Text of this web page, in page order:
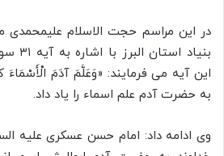
در این مراسم حجت الاسلام
این آیه می فرمایند: «وَعَلَّمَ آدَمَ الْأَسْمَاءَ
به حضرت آدم علم اسماء را یاد داد.
وی ادامه داد: امام حسن عسکری علیه